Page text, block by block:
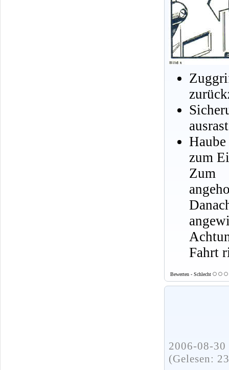
zum
Zum
Fahrt
Bewerten - Schlecht
2006-08-
(Gelesen: